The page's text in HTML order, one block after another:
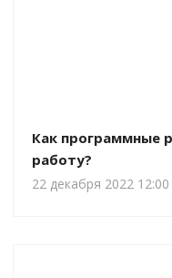
Как программные
работу?
22 декабря 2022 12:00